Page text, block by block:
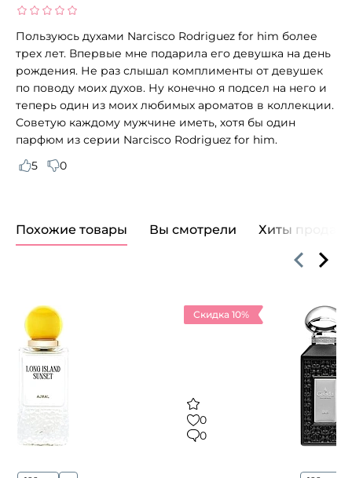
Пользуюсь духами Narcisco Rodriguez for him более
трех лет. Впервые мне подарила его девушка на день
рождения. Не раз слышал комплименты от девушек
по поводу моих духов. Ну конечно я подсел на него и
теперь один из моих любимых ароматов в коллекции.
Советую каждому мужчине иметь, хотя бы один
парфюм из серии Narcisco Rodriguez for him.
5
0
Похожие товары Вы смотрели Хиты продаж
Скидка 10%
0
0